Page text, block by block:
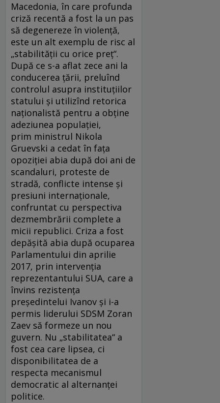
Macedonia, în care profunda
criză recentă a fost la un pas
să degenereze în violență,
este un alt exemplu de risc al
„stabilității cu orice preț“.
După ce s-a aflat zece ani la
conducerea țării, preluînd
controlul asupra instituțiilor
statului și utilizînd retorica
naționalistă pen­tru a obține
adeziunea populației,
prim mi­nistrul Nikola
Gruevski a cedat în fața
opoziției abia după doi ani de
scandaluri, proteste de
stradă, conflicte intense și
presiuni internaționale,
confruntat cu perspectiva
dezmembrării complete a
micii republici. Criza a fost
depășită abia după ocuparea
Parlamentului din aprilie
2017, prin intervenția
reprezentantului SUA, care a
învins rezistența
președintelui Ivanov și i-a
permis liderului SDSM Zoran
Zaev să formeze un nou
guvern. Nu „stabilitatea“ a
fost cea care lipsea, ci
disponibilitatea de a
respecta mecanismul
democratic al alternanței
politice.